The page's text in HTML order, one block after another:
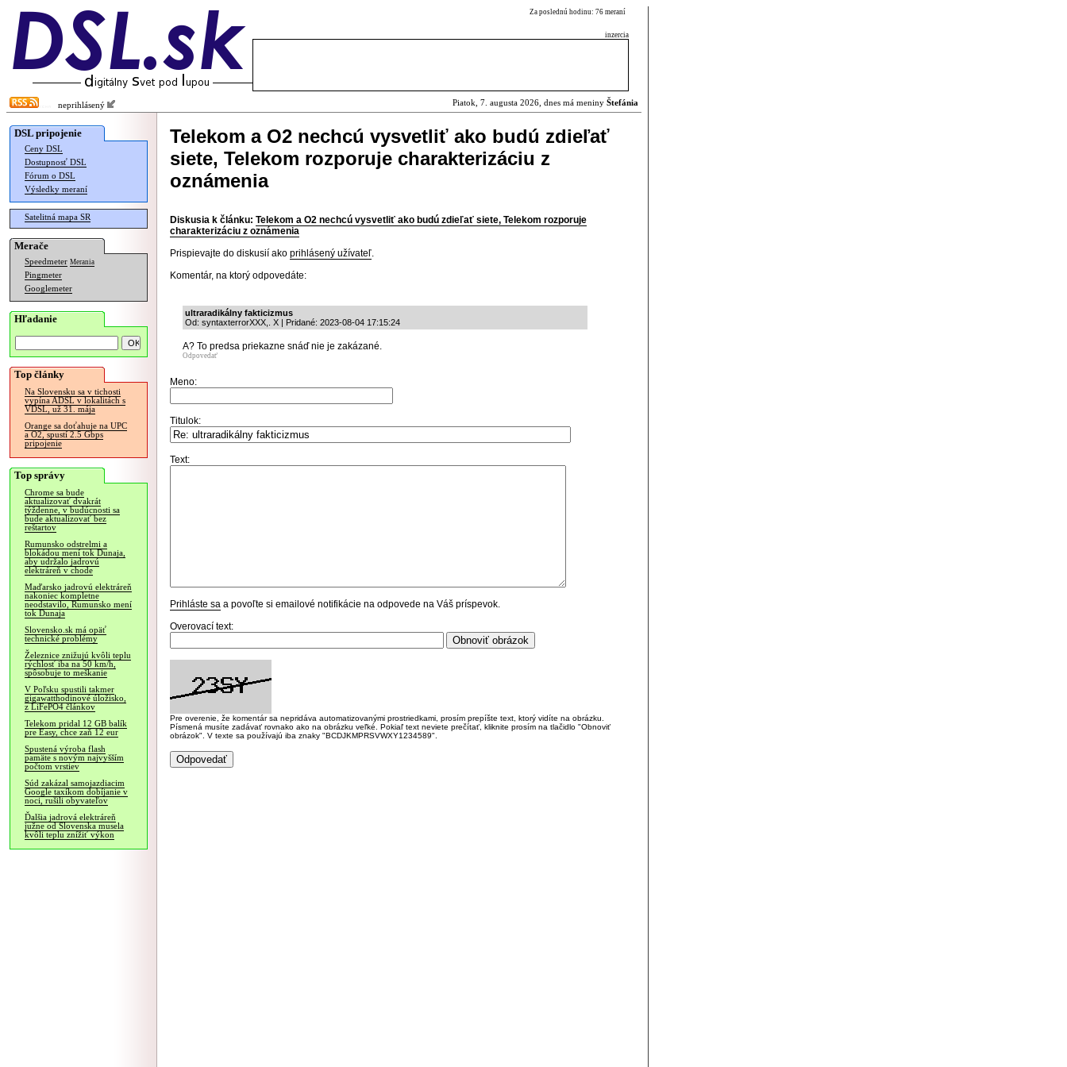
Za poslednú hodinu: 76 meraní
inzercia
neprihlásený Piatok, 7. augusta 2026, dnes má meniny Štefánia
DSL pripojenie
Ceny DSL
Dostupnosť DSL
Fórum o DSL
Výsledky meraní
Satelitná mapa SR
Merače
Speedmeter Merania
Pingmeter
Googlemeter
Hľadanie
Top články
Na Slovensku sa v tichosti
vypína ADSL v lokalitách s
VDSL, už 31. mája
Orange sa doťahuje na UPC
a O2, spustí 2.5 Gbps
pripojenie
Top správy
Chrome sa bude
aktualizovať dvakrát
týždenne, v budúcnosti sa
bude aktualizovať bez
reštartov
Rumunsko odstrelmi a
blokádou mení tok Dunaja,
aby udržalo jadrovú
elektráreň v chode
Maďarsko jadrovú elektráreň
nakoniec kompletne
neodstavilo, Rumunsko mení
tok Dunaja
Slovensko.sk má opäť
technické problémy
Železnice znižujú kvôli teplu
rýchlosť iba na 50 km/h,
spôsobuje to meškanie
V Poľsku spustili takmer
gigawatthodinové úložisko,
z LiFePO4 článkov
Telekom pridal 12 GB balík
pre Easy, chce zaň 12 eur
Spustená výroba flash
pamäte s novým najvyšším
počtom vrstiev
Súd zakázal samojazdiacim
Google taxíkom dobíjanie v
noci, rušili obyvateľov
Ďalšia jadrová elektráreň
južne od Slovenska musela
kvôli teplu znížiť výkon
Telekom a O2 nechcú vysvetliť ako budú zdieľať
siete, Telekom rozporuje charakterizáciu z
oznámenia
Diskusia k článku: Telekom a O2 nechcú vysvetliť ako budú zdieľať siete, Telekom rozporuje
charakterizáciu z oznámenia
Prispievajte do diskusií ako prihlásený užívateľ.
Komentár, na ktorý odpovedáte:
ultraradikálny fakticizmus
Od: syntaxterrorXXX,. X | Pridané: 2023-08-04 17:15:24
A? To predsa priekazne snáď nie je zakázané.
Odpovedať
Meno:
Titulok:
Text:
Prihláste sa a povoľte si emailové notifikácie na odpovede na Váš príspevok.
Overovací text:
Pre overenie, že komentár sa nepridáva automatizovanými prostriedkami, prosím prepíšte text, ktorý vidíte na obrázku.
Písmená musíte zadávať rovnako ako na obrázku veľké. Pokiaľ text neviete prečítať, kliknite prosím na tlačidlo "Obnoviť
obrázok". V texte sa používajú iba znaky "BCDJKMPRSVWXY1234589".